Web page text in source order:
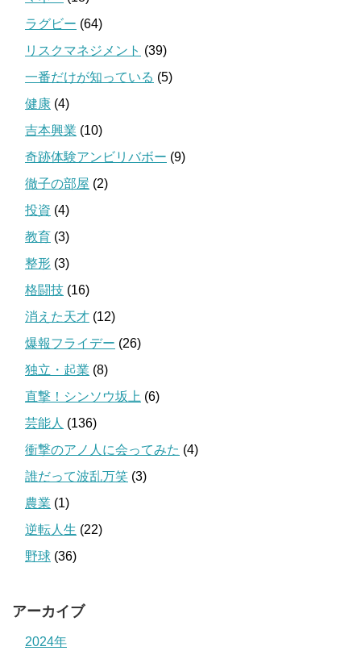
ラグビー (64)
リスクマネジメント (39)
一番だけが知っている (5)
健康 (4)
吉本興業 (10)
奇跡体験アンビリバボー (9)
徹子の部屋 (2)
投資 (4)
教育 (3)
整形 (3)
格闘技 (16)
消えた天才 (12)
爆報フライデー (26)
独立・起業 (8)
直撃！シンソウ坂上 (6)
芸能人 (136)
衝撃のアノ人に会ってみた (4)
誰だって波乱万笑 (3)
農業 (1)
逆転人生 (22)
野球 (36)
アーカイブ
2024年